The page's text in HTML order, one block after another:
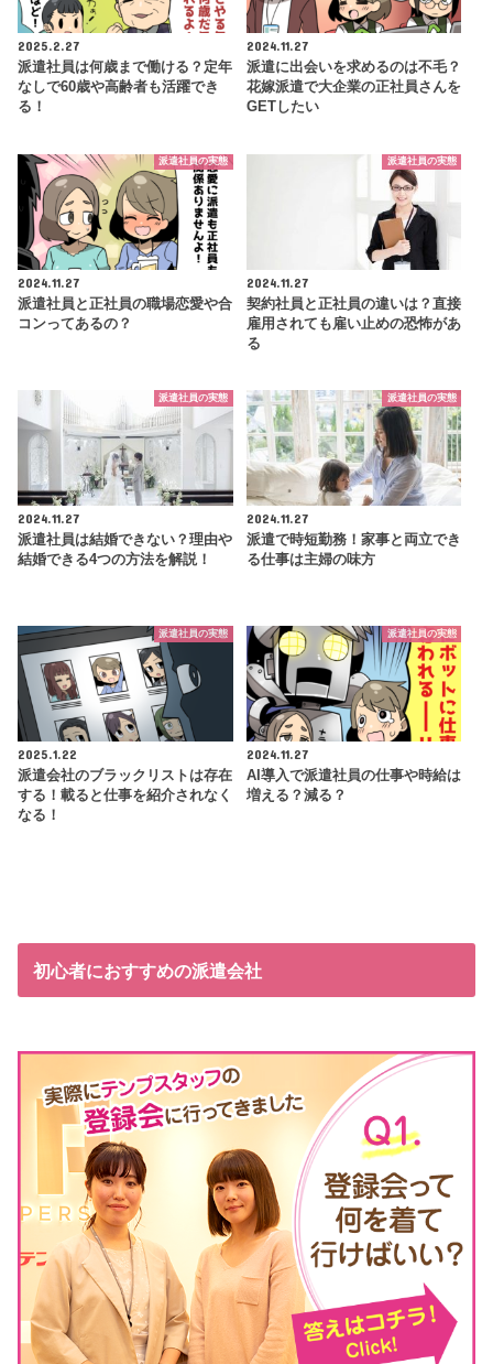
2025.2.27
派遣社員は何歳まで働ける？定年
なしで60歳や高齢者も活躍でき
る！
2024.11.27
派遣に出会いを求めるのは不毛？
花嫁派遣で大企業の正社員さんを
GETしたい
派遣社員の実態
2024.11.27
派遣社員と正社員の職場恋愛や合
コンってあるの？
派遣社員の実態
2024.11.27
契約社員と正社員の違いは？直接
雇用されても雇い止めの恐怖があ
る
派遣社員の実態
2024.11.27
派遣社員は結婚できない？理由や
結婚できる4つの方法を解説！
派遣社員の実態
2024.11.27
派遣で時短勤務！家事と両立でき
る仕事は主婦の味方
派遣社員の実態
2025.1.22
派遣会社のブラックリストは存在
する！載ると仕事を紹介されなく
なる！
派遣社員の実態
2024.11.27
AI導入で派遣社員の仕事や時給は
増える？減る？
初心者におすすめの派遣会社